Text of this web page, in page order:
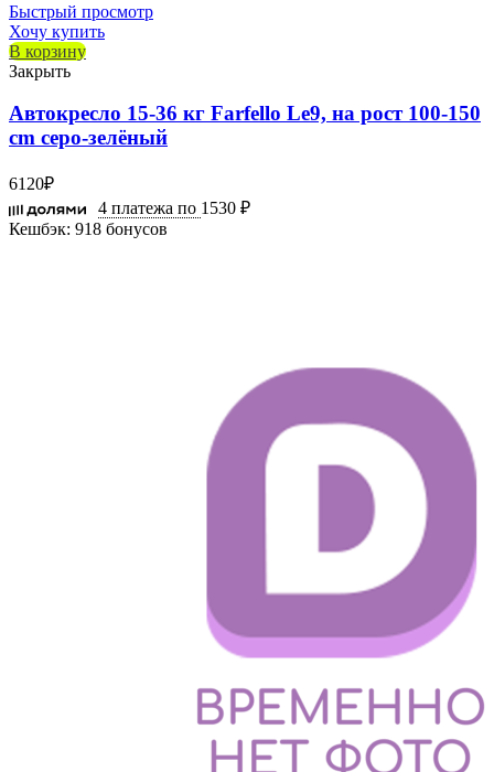
Быстрый просмотр
Хочу купить
В корзину
Закрыть
Автокресло 15-36 кг Farfello Le9, на рост 100-150
cm серо-зелёный
6120₽
4 платежа по 1530 ₽
Кешбэк: 918 бонусов